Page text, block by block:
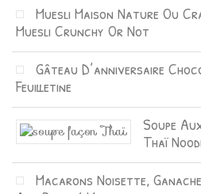
Muesli Maison Nature Ou
Muesli Crunchy Or Not
Gâteau D’anniversaire
Feuilletine
Soupe
Thaï
Macarons Noisette,